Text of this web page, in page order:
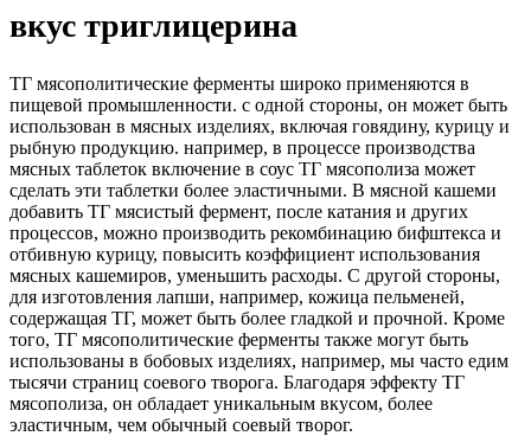
вкус триглицерина
ТГ мясополитические ферменты широко применяются в
пищевой промышленности. с одной стороны, он может быть
использован в мясных изделиях, включая говядину, курицу и
рыбную продукцию. например, в процессе производства
мясных таблеток включение в соус ТГ мясополиза может
сделать эти таблетки более эластичными. В мясной кашеми
добавить ТГ мясистый фермент, после катания и других
процессов, можно производить рекомбинацию бифштекса и
отбивную курицу, повысить коэффициент использования
мясных кашемиров, уменьшить расходы. С другой стороны,
для изготовления лапши, например, кожица пельменей,
содержащая ТГ, может быть более гладкой и прочной. Кроме
того, ТГ мясополитические ферменты также могут быть
использованы в бобовых изделиях, например, мы часто едим
тысячи страниц соевого творога. Благодаря эффекту ТГ
мясополиза, он обладает уникальным вкусом, более
эластичным, чем обычный соевый творог.